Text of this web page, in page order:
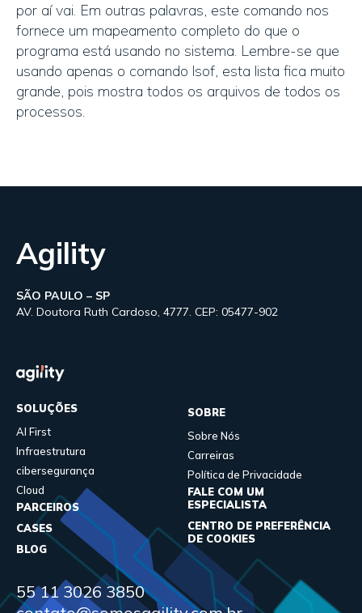
por aí vai. Em outras palavras, este comando nos
fornece um mapeamento completo do que o
programa está usando no sistema. Lembre-se que
usando apenas o comando lsof, esta lista fica muito
grande, pois mostra todos os arquivos de todos os
processos.
Agility
SÃO PAULO – SP
AV. Doutora Ruth Cardoso, 4777. CEP: 05477-902
SOLUÇÕES
AI First
Infraestrutura
cibersegurança
Cloud
PARCEIROS
CASES
BLOG
SOBRE
Sobre Nós
Carreiras
Política de Privacidade
FALE COM UM
ESPECIALISTA
CENTRO DE PREFERÊNCIA
DE COOKIES
55 11 3026 3850